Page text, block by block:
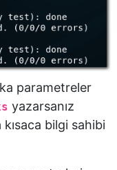
parametreler
yazarsanız
bilgi sahibi